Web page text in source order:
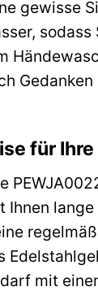
gewisse
sodass
für Ihre
Ihnen
mit